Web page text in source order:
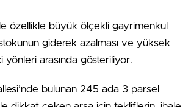
özellikle büyük ölçekli gayrimenkul
giderek azalması ve yüksek
arasında gösteriliyor.
bulunan 245 ada 3 parsel